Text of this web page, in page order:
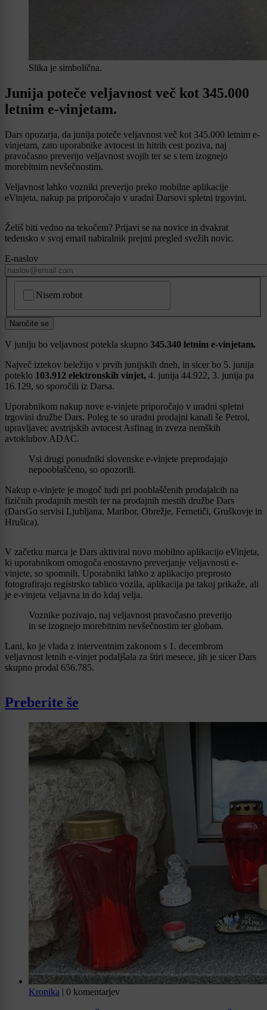
Slika je simbolična.
Junija poteče veljavnost več kot 345.000
letnim e-vinjetam.
Dars opozarja, da junija poteče veljavnost več kot 345.000 letnim e-
vinjetam, zato uporabnike avtocest in hitrih cest poziva, naj
pravočasno preverijo veljavnost svojih ter se s tem izognejo
morebitnim nevšečnostim.
Veljavnost lahko vozniki preverijo preko mobilne aplikacije
eVinjeta, nakup pa priporočajo v uradni Darsovi spletni trgovini.
Želiš biti vedno na tekočem? Prijavi se na novice in dvakrat
tedensko v svoj email nabiralnik prejmi pregled svežih novic.
E-naslov
Nisem robot
Naročite se
V juniju bo veljavnost potekla skupno 345.340 letnim e-vinjetam.
Največ iztekov beležijo v prvih junijskih dneh, in sicer bo 5. junija
poteklo 103.912 elektronskih vinjet, 4. junija 44.922, 3. junija pa
16.129, so sporočili iz Darsa.
Uporabnikom nakup nove e-vinjete priporočajo v uradni spletni
trgovini družbe Dars. Poleg te so uradni prodajni kanali še Petrol,
upravljavec avstrijskih avtocest Asfinag in zveza nemških
avtoklubov ADAC.
Vsi drugi ponudniki slovenske e-vinjete preprodajajo
nepooblaščeno, so opozorili.
Nakup e-vinjete je mogoč tudi pri pooblaščenih prodajalcih na
fizičnih prodajnih mestih ter na prodajnih mestih družbe Dars
(DarsGo servisi Ljubljana, Maribor, Obrežje, Fernetiči, Gruškovje in
Hrušica).
V začetku marca je Dars aktiviral novo mobilno aplikacijo eVinjeta,
ki uporabnikom omogoča enostavno preverjanje veljavnosti e-
vinjete, so spomnili. Uporabniki lahko z aplikacijo preprosto
fotografirajo registrsko tablico vozila, aplikacija pa takoj prikaže, ali
je e-vinjeta veljavna in do kdaj velja.
Voznike pozivajo, naj veljavnost pravočasno preverijo
in se izognejo morebitnim nevšečnostim ter globam.
Lani, ko je vlada z interventnim zakonom s 1. decembrom
veljavnost letnih e-vinjet podaljšala za štiri mesece, jih je sicer Dars
skupno prodal 656.785.
Preberite še
Kronika | 0 komentarjev